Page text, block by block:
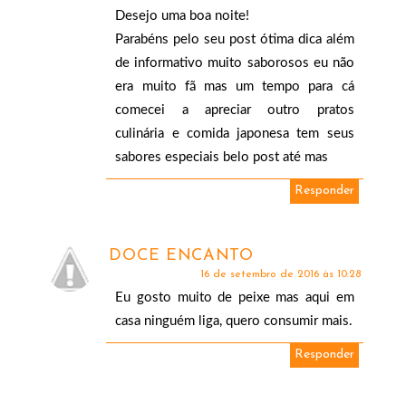
Desejo uma boa noite!
Parabéns pelo seu post ótima dica além
de informativo muito saborosos eu não
era muito fã mas um tempo para cá
comecei a apreciar outro pratos
culinária e comida japonesa tem seus
sabores especiais belo post até mas
Responder
DOCE ENCANTO
16 de setembro de 2016 às 10:28
Eu gosto muito de peixe mas aqui em
casa ninguém liga, quero consumir mais.
Responder